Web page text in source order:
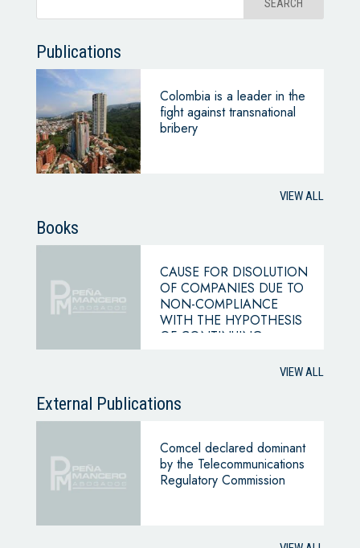
Publications
Colombia is a leader in the
fight against transnational
bribery
VIEW ALL
Books
CAUSE FOR DISOLUTION
OF COMPANIES DUE TO
NON-COMPLIANCE
WITH THE HYPOTHESIS
OF CONTINUING
VIEW ALL
External Publications
Comcel declared dominant
by the Telecommunications
Regulatory Commission